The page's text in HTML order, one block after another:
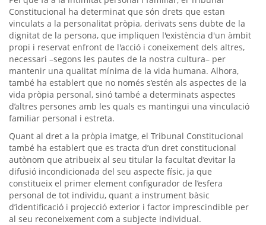
Constitucional ha determinat que són drets que estan
vinculats a la personalitat pròpia, derivats sens dubte de la
dignitat de la persona, que impliquen l'existència d'un àmbit
propi i reservat enfront de l'acció i coneixement dels altres,
necessari –segons les pautes de la nostra cultura– per
mantenir una qualitat mínima de la vida humana. Alhora,
també ha establert que no només s’estén als aspectes de la
vida pròpia personal, sinó també a determinats aspectes
d’altres persones amb les quals es mantingui una vinculació
familiar personal i estreta.
Quant al dret a la pròpia imatge, el Tribunal Constitucional
també ha establert que es tracta d’un dret constitucional
autònom que atribueix al seu titular la facultat d’evitar la
difusió incondicionada del seu aspecte físic, ja que
constitueix el primer element configurador de l’esfera
personal de tot individu, quant a instrument bàsic
d’identificació i projecció exterior i factor imprescindible per
al seu reconeixement com a subjecte individual.